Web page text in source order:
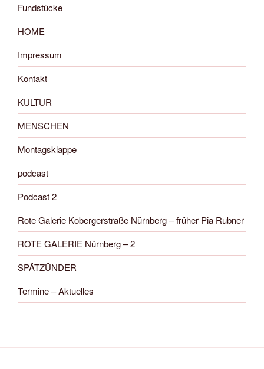
Fundstücke
HOME
Impressum
Kontakt
KULTUR
MENSCHEN
Montagsklappe
podcast
Podcast 2
Rote Galerie Kobergerstraße Nürnberg – früher Pia Rubner
ROTE GALERIE Nürnberg – 2
SPÄTZÜNDER
Termine – Aktuelles